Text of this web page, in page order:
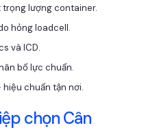
trọng lượng container.
hỏng loadcell.
và ICD.
bổ lực chuẩn.
chuẩn tận nơi.
chọn Cân